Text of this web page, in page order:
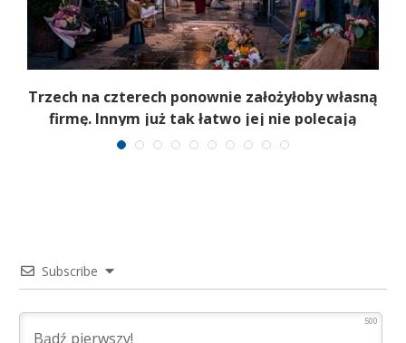
Trzech na czterech ponownie założyłoby własną
firmę. Innym już tak łatwo jej nie polecają
Subscribe
500